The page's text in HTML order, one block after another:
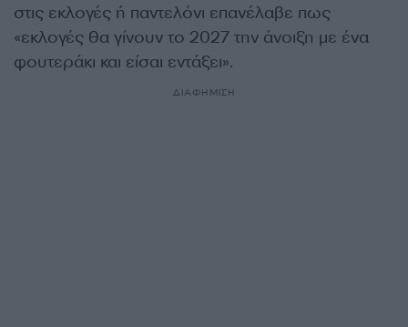
στις εκλογές ή παντελόνι επανέλαβε πως
«εκλογές θα γίνουν το 2027 την άνοιξη με ένα
φουτεράκι και είσαι εντάξει».
ΔΙΑΦΗΜΙΣΗ